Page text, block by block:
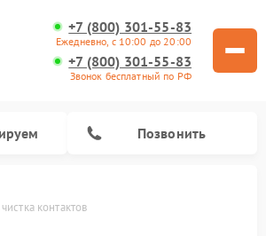
+7 (800) 301-55-83
Ежедневно, с 10:00 до 20:00
+7 (800) 301-55-83
Звонок бесплатный по РФ
Позвонить
контактов